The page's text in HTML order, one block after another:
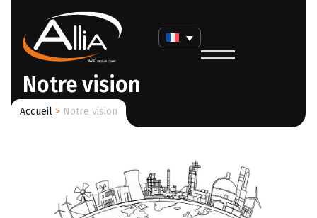
Notre vision
Accueil > Notre vision